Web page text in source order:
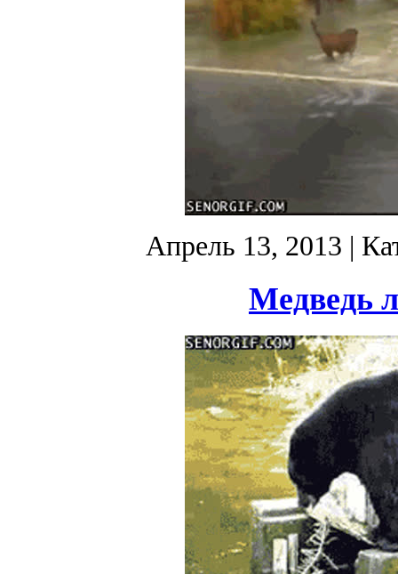
Апрель 13, 2013 |
Медведь